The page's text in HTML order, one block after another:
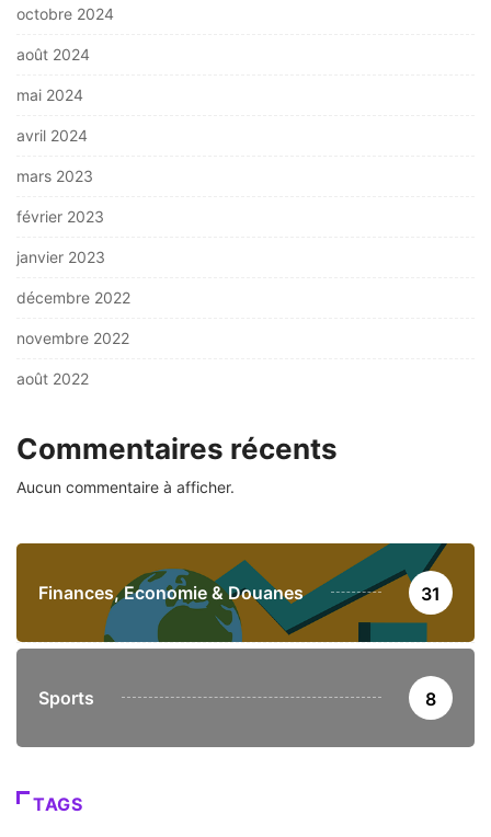
octobre 2024
août 2024
mai 2024
avril 2024
mars 2023
février 2023
janvier 2023
décembre 2022
novembre 2022
août 2022
Commentaires récents
Aucun commentaire à afficher.
Finances, Economie & Douanes 31
Sports 8
TAGS